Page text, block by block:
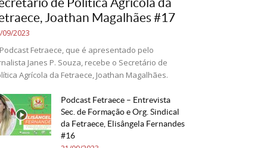
Joathan Magalhães #17
09/2023
Fetraece, que é apresentado pelo
Janes P. Souza, recebe o Secretário de
Agrícola da Fetraece, Joathan Magalhães.
Podcast Fetraece – Entrevista
Sec. de Formação e Org. Sindical
da Fetraece, Elisângela Fernandes
#16